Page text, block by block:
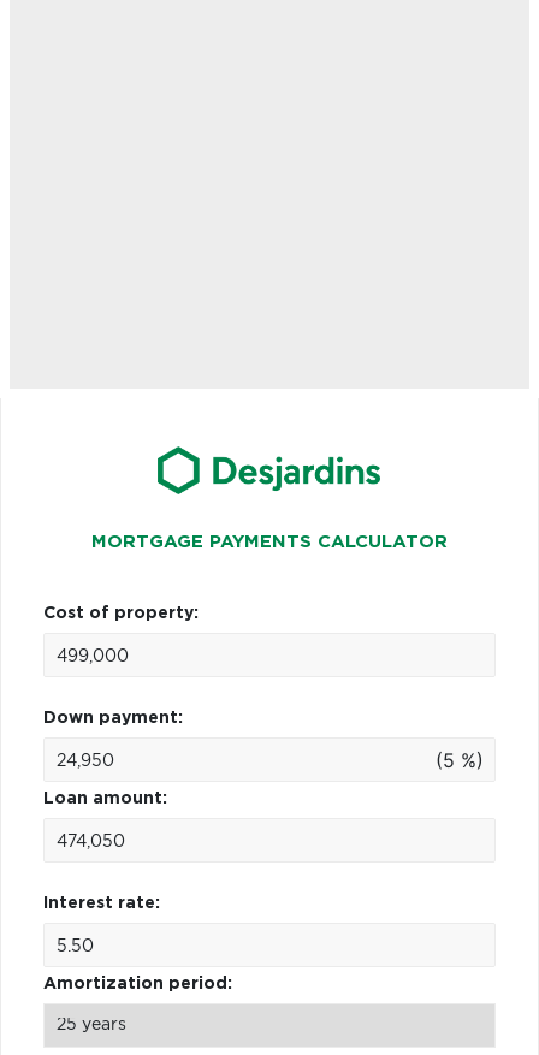
MORTGAGE PAYMENTS CALCULATOR
Cost of property:
Down payment:
(5 %)
Loan amount:
Interest rate:
Amortization period: